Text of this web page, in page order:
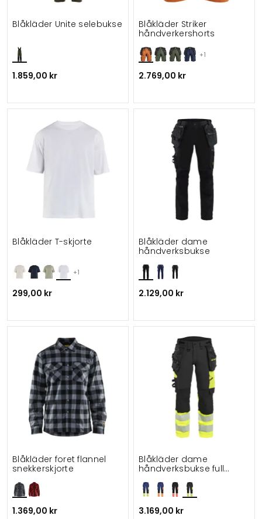
Blåkläder Unite selebukse
1.859,00 kr
+1
Blåkläder Striker
håndverkershorts
2.769,00 kr
+1
Blåkläder T-skjorte
299,00 kr
Blåkläder dame
håndverksbukse
2.129,00 kr
Blåkläder foret flannel
snekkerskjorte
1.369,00 kr
Blåkläder dame
håndverksbukse full
3.169,00 kr